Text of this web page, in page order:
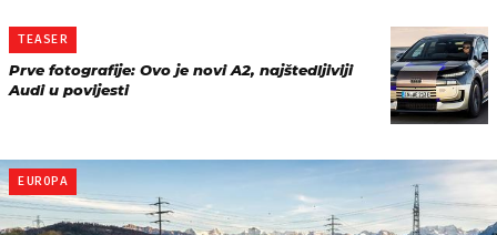
TEASER
Prve fotografije: Ovo je novi A2, najštedljiviji
Audi u povijesti
EUROPA